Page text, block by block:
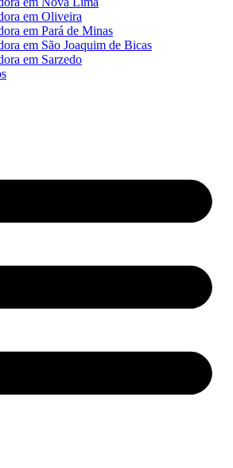
em Oliveira
em Pará de Minas
em São Joaquim de Bicas
em Sarzedo